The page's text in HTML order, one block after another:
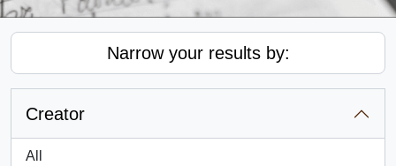
Narrow your results by:
Creator
All